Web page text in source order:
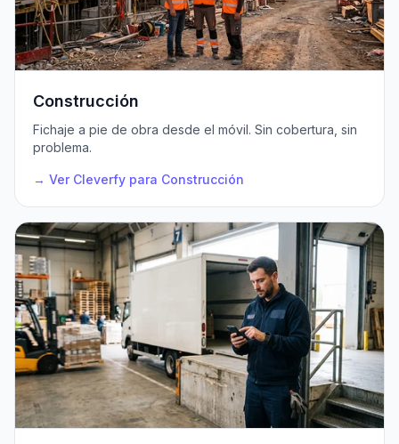
Construcción
Fichaje a pie de obra desde el móvil. Sin cobertura, sin
problema.
→ Ver Cleverfy para Construcción